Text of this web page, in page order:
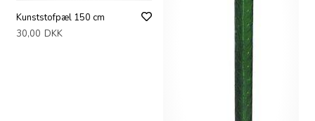
Kunststofpæl 150 cm
30,00 DKK